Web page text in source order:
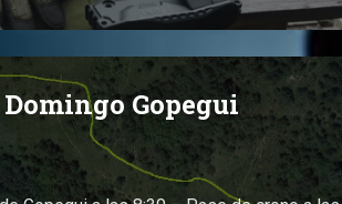
Gopegui